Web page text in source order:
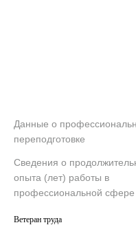
Данные о
переподготовке
Сведения о
опыта (лет) работы в
профессиональной сфере
Ветеран труда